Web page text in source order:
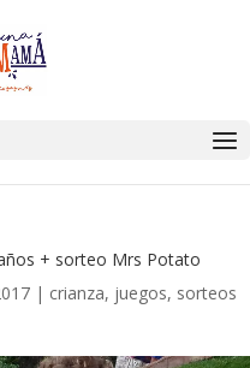
+ sorteo Mrs Potato
| crianza, juegos, sorteos